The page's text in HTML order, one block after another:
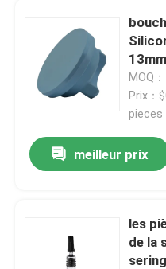
MOQ
Prix：
pieces
meilleur prix
les
de la